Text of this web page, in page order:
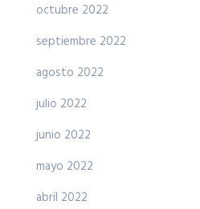
octubre 2022
septiembre 2022
agosto 2022
julio 2022
junio 2022
mayo 2022
abril 2022